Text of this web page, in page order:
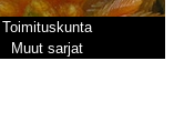
Toimituskunta
Muut sarjat